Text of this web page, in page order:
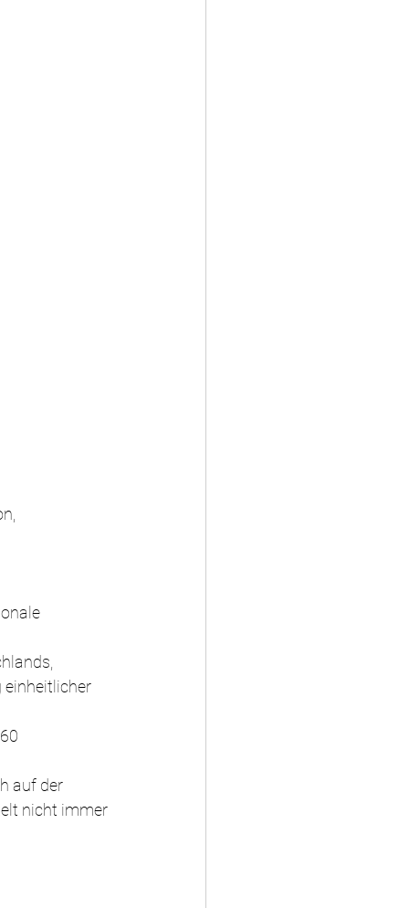
einheitlicher
auf der
nicht immer